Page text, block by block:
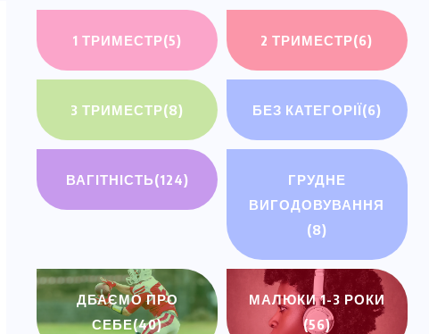
1 ТРИМЕСТР(5) 2 ТРИМЕСТР(6)
3 ТРИМЕСТР(8) БЕЗ КАТЕГОРІЇ(6)
ВАГІТНІСТЬ(124)
ГРУДНЕ
ВИГОДОВУВАННЯ
(8)
ДБАЄМО ПРО
СЕБЕ(40)
МАЛЮКИ 1-3 РОКИ
(56)